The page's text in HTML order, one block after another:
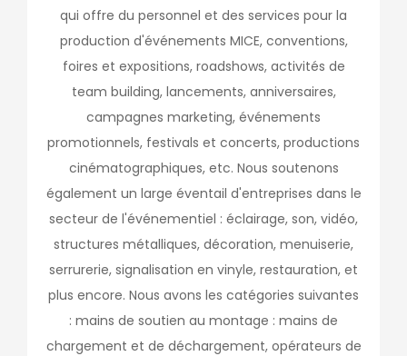
qui offre du personnel et des services pour la
production d'événements MICE, conventions,
foires et expositions, roadshows, activités de
team building, lancements, anniversaires,
campagnes marketing, événements
promotionnels, festivals et concerts, productions
cinématographiques, etc. Nous soutenons
également un large éventail d'entreprises dans le
secteur de l'événementiel : éclairage, son, vidéo,
structures métalliques, décoration, menuiserie,
serrurerie, signalisation en vinyle, restauration, et
plus encore. Nous avons les catégories suivantes
: mains de soutien au montage : mains de
chargement et de déchargement, opérateurs de